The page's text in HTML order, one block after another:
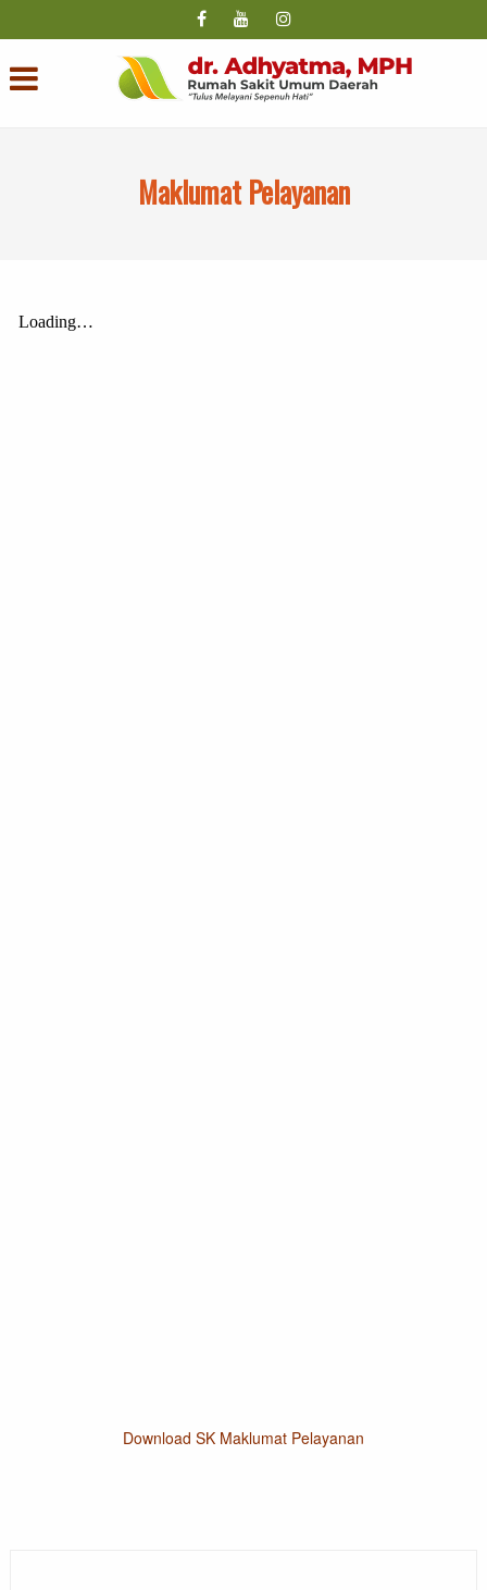
Maklumat Pelayanan
Download SK Maklumat Pelayanan